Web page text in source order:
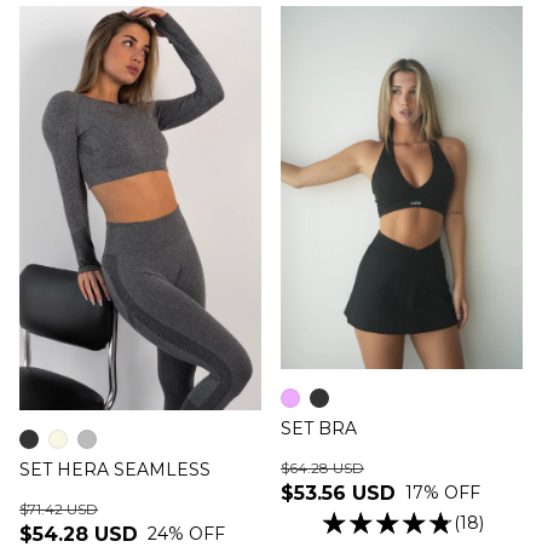
SET HERA SEAMLESS
$54.28 USD
$71.42 USD
24% OFF
SET BRA
$53.56 USD
$64.28 USD
17% OFF
(18)